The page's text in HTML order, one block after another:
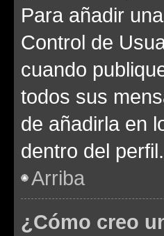
Para añadir
Control de
cuando
todos sus
de añadirla en
dentro del perfil.
Arriba
¿Cómo creo